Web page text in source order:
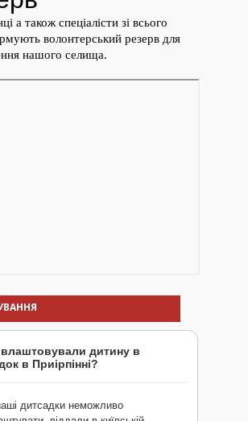
дитину в
в Приірпінні?
дитсадки неможливо